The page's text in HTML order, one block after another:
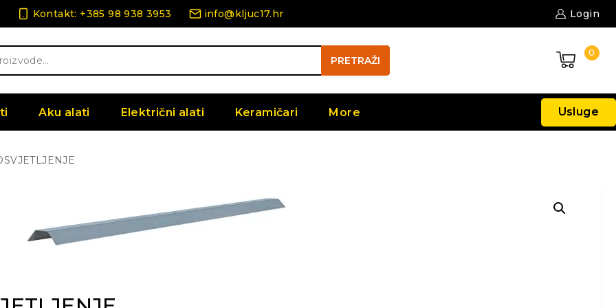
Kontakt: +385 98 938 3953 info@kljuc17.hr Login
PRETRAŽI
0
Aku alati Električni alati Keramičari More Usluge